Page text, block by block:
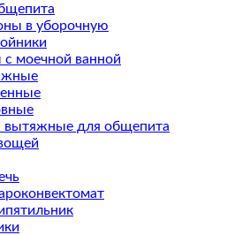
в уборочную
моечной ванной
вытяжные для общепита